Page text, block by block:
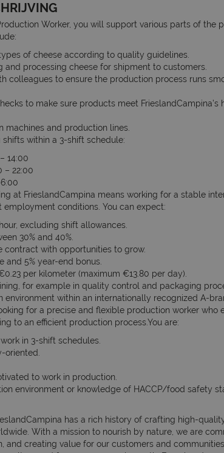
Worker, you will support various parts of the
of cheese according to quality guidelines.
and processing cheese for shipment to customers.
colleagues to ensure the production process runs
to make sure products meet FrieslandCampina’s
machines and production lines.
within a 3-shift schedule:
14:00
– 22:00
at FrieslandCampina means working for a stable
conditions. You can expect:
excluding shift allowances.
30% and 40%.
contract with opportunities to grow.
and 5% year-end bonus.
per kilometer (maximum €13.80 per day).
for example in quality control and packaging
environment within an internationally recognized A-
for a precise and flexible production worker who
to an efficient production process.You are:
in 3-shift schedules.
oriented.
to work in production.
environment or knowledge of HACCP/food safety
has a rich history of crafting high-
With a mission to nourish by nature, we are
and creating value for our customers and